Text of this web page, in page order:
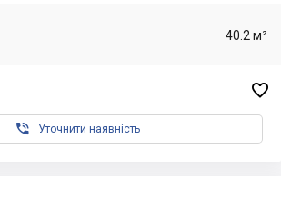
40.2 м²

 Уточнити наявність